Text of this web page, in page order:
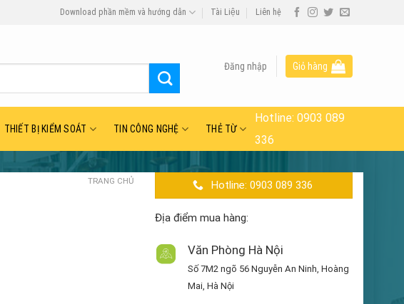
Download phần mềm và hướng dẫn Tài Liệu Liên hệ
Đăng nhập Giỏ hàng
THIẾT BỊ KIỂM SOÁT TIN CÔNG NGHỆ THẺ TỪ
Hotline:0903 089
336
TRANG CHỦ Hotline: 0903 089 336
Địa điểm mua hàng:
Văn Phòng Hà Nội
Số 7M2 ngõ 56 Nguyễn An Ninh, Hoàng
Mai, Hà Nội